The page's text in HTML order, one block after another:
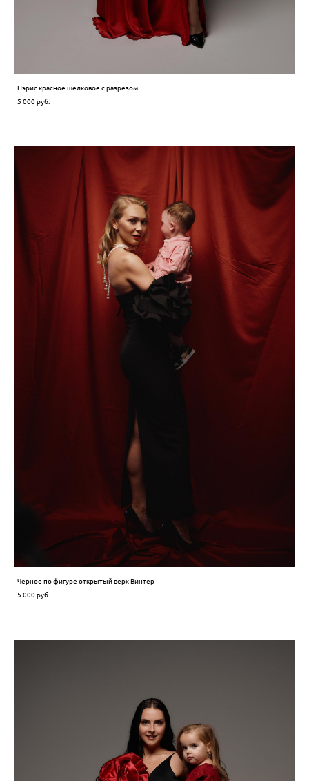
Пэрис красное шелковое с разрезом
5 000 pуб.
Черное по фигуре открытый верх Винтер
5 000 pуб.